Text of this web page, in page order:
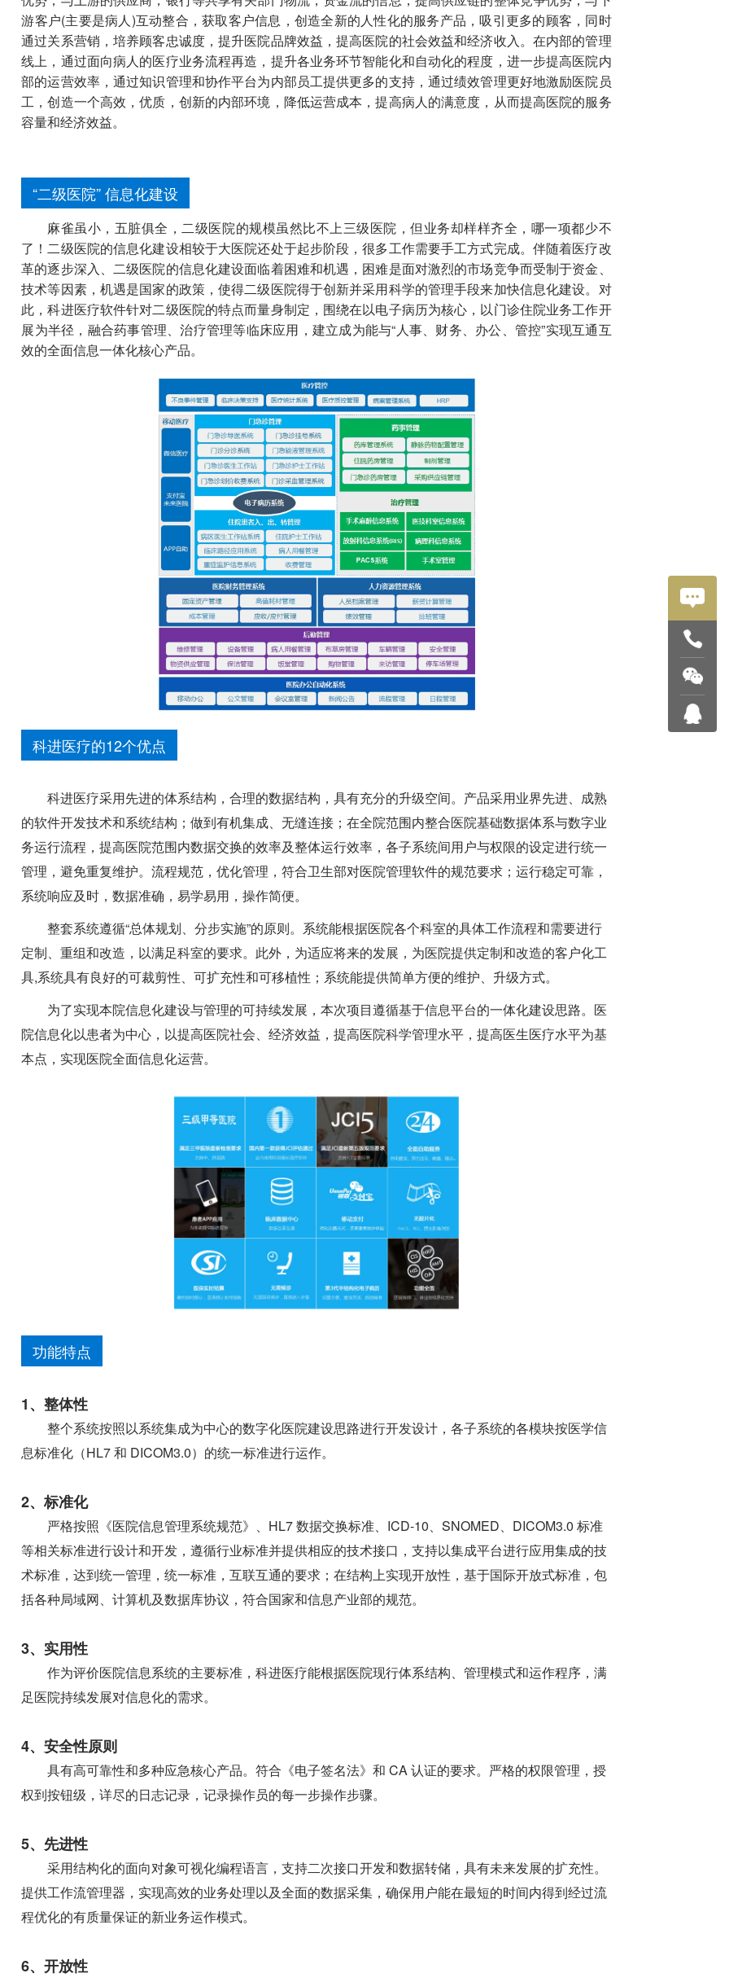
游客户(主要是病人)互动整合，获取客户信息，创造全新的人性化的服务产品，吸引更多的顾客，同时
通过关系营销，培养顾客忠诚度，提升医院品牌效益，提高医院的社会效益和经济收入。在内部的管理
线上，通过面向病人的医疗业务流程再造，提升各业务环节智能化和自动化的程度，进一步提高医院内
部的运营效率，通过知识管理和协作平台为内部员工提供更多的支持，通过绩效管理更好地激励医院员
工，创造一个高效，优质，创新的内部环境，降低运营成本，提高病人的满意度，从而提高医院的服务
容量和经济效益。
“二级医院” 信息化建设
麻雀虽小，五脏俱全，二级医院的规模虽然比不上三级医院，但业务却样样齐全，哪一项都少不
了！二级医院的信息化建设相较于大医院还处于起步阶段，很多工作需要手工方式完成。伴随着医疗改
革的逐步深入、二级医院的信息化建设面临着困难和机遇，困难是面对激烈的市场竞争而受制于资金、
技术等因素，机遇是国家的政策，使得二级医院得于创新并采用科学的管理手段来加快信息化建设。对
此，科进医疗软件针对二级医院的特点而量身制定，围绕在以电子病历为核心，以门诊住院业务工作开
展为半径，融合药事管理、治疗管理等临床应用，建立成为能与“人事、财务、办公、管控”实现互通互
效的全面信息一体化核心产品。
科进医疗的12个优点
科进医疗采用先进的体系结构，合理的数据结构，具有充分的升级空间。产品采用业界先进、成熟
的软件开发技术和系统结构；做到有机集成、无缝连接；在全院范围内整合医院基础数据体系与数字业
务运行流程，提高医院范围内数据交换的效率及整体运行效率，各子系统间用户与权限的设定进行统一
管理，避免重复维护。流程规范，优化管理，符合卫生部对医院管理软件的规范要求；运行稳定可靠，
系统响应及时，数据准确，易学易用，操作简便。
整套系统遵循“总体规划、分步实施”的原则。系统能根据医院各个科室的具体工作流程和需要进行
定制、重组和改造，以满足科室的要求。此外，为适应将来的发展，为医院提供定制和改造的客户化工
具,系统具有良好的可裁剪性、可扩充性和可移植性；系统能提供简单方便的维护、升级方式。
为了实现本院信息化建设与管理的可持续发展，本次项目遵循基于信息平台的一体化建设思路。医
院信息化以患者为中心，以提高医院社会、经济效益，提高医院科学管理水平，提高医生医疗水平为基
本点，实现医院全面信息化运营。
功能特点
1、整体性
整个系统按照以系统集成为中心的数字化医院建设思路进行开发设计，各子系统的各模块按医学信
息标准化（HL7 和 DICOM3.0）的统一标准进行运作。
2、标准化
严格按照《医院信息管理系统规范》、HL7 数据交换标准、ICD-10、SNOMED、DICOM3.0 标准
等相关标准进行设计和开发，遵循行业标准并提供相应的技术接口，支持以集成平台进行应用集成的技
术标准，达到统一管理，统一标准，互联互通的要求；在结构上实现开放性，基于国际开放式标准，包
括各种局域网、计算机及数据库协议，符合国家和信息产业部的规范。
3、实用性
作为评价医院信息系统的主要标准，科进医疗能根据医院现行体系结构、管理模式和运作程序，满
足医院持续发展对信息化的需求。
4、安全性原则
具有高可靠性和多种应急核心产品。符合《电子签名法》和 CA 认证的要求。严格的权限管理，授
权到按钮级，详尽的日志记录，记录操作员的每一步操作步骤。
5、先进性
采用结构化的面向对象可视化编程语言，支持二次接口开发和数据转储，具有未来发展的扩充性。
提供工作流管理器，实现高效的业务处理以及全面的数据采集，确保用户能在最短的时间内得到经过流
程优化的有质量保证的新业务运作模式。
6、开放性